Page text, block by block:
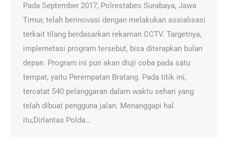
Pada September 2017, Polrestabes Surabaya, Jawa
Timur, telah berinovasi dengan melakukan sosialisasi
terkait tilang berdasarkan rekaman CCTV. Targetnya,
implemetasi program tersebut, bisa diterapkan bulan
depan. Program ini pun akan diuji coba pada satu
tempat, yaitu Perempatan Bratang. Pada titik ini,
tercatat 540 pelanggaran dalam waktu sehari yang
telah dibuat pengguna jalan. Menanggapi hal
itu,Dirlantas Polda…